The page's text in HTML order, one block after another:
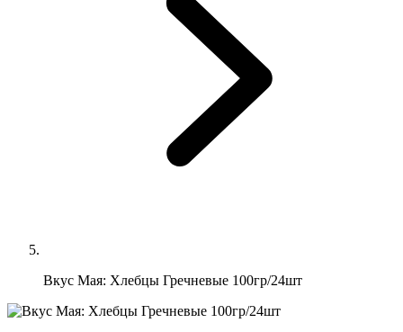
Вкус Мая: Хлебцы Гречневые 100гр/24шт